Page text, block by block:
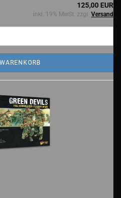
125,00 EUR
inkl. 19% MwSt. zzgl. Versand